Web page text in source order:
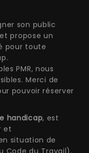
son public
propose un
pour toute
PMR, nous
Merci de
pouvoir réserver
handicap, est
et
situation de
Code du Travail).